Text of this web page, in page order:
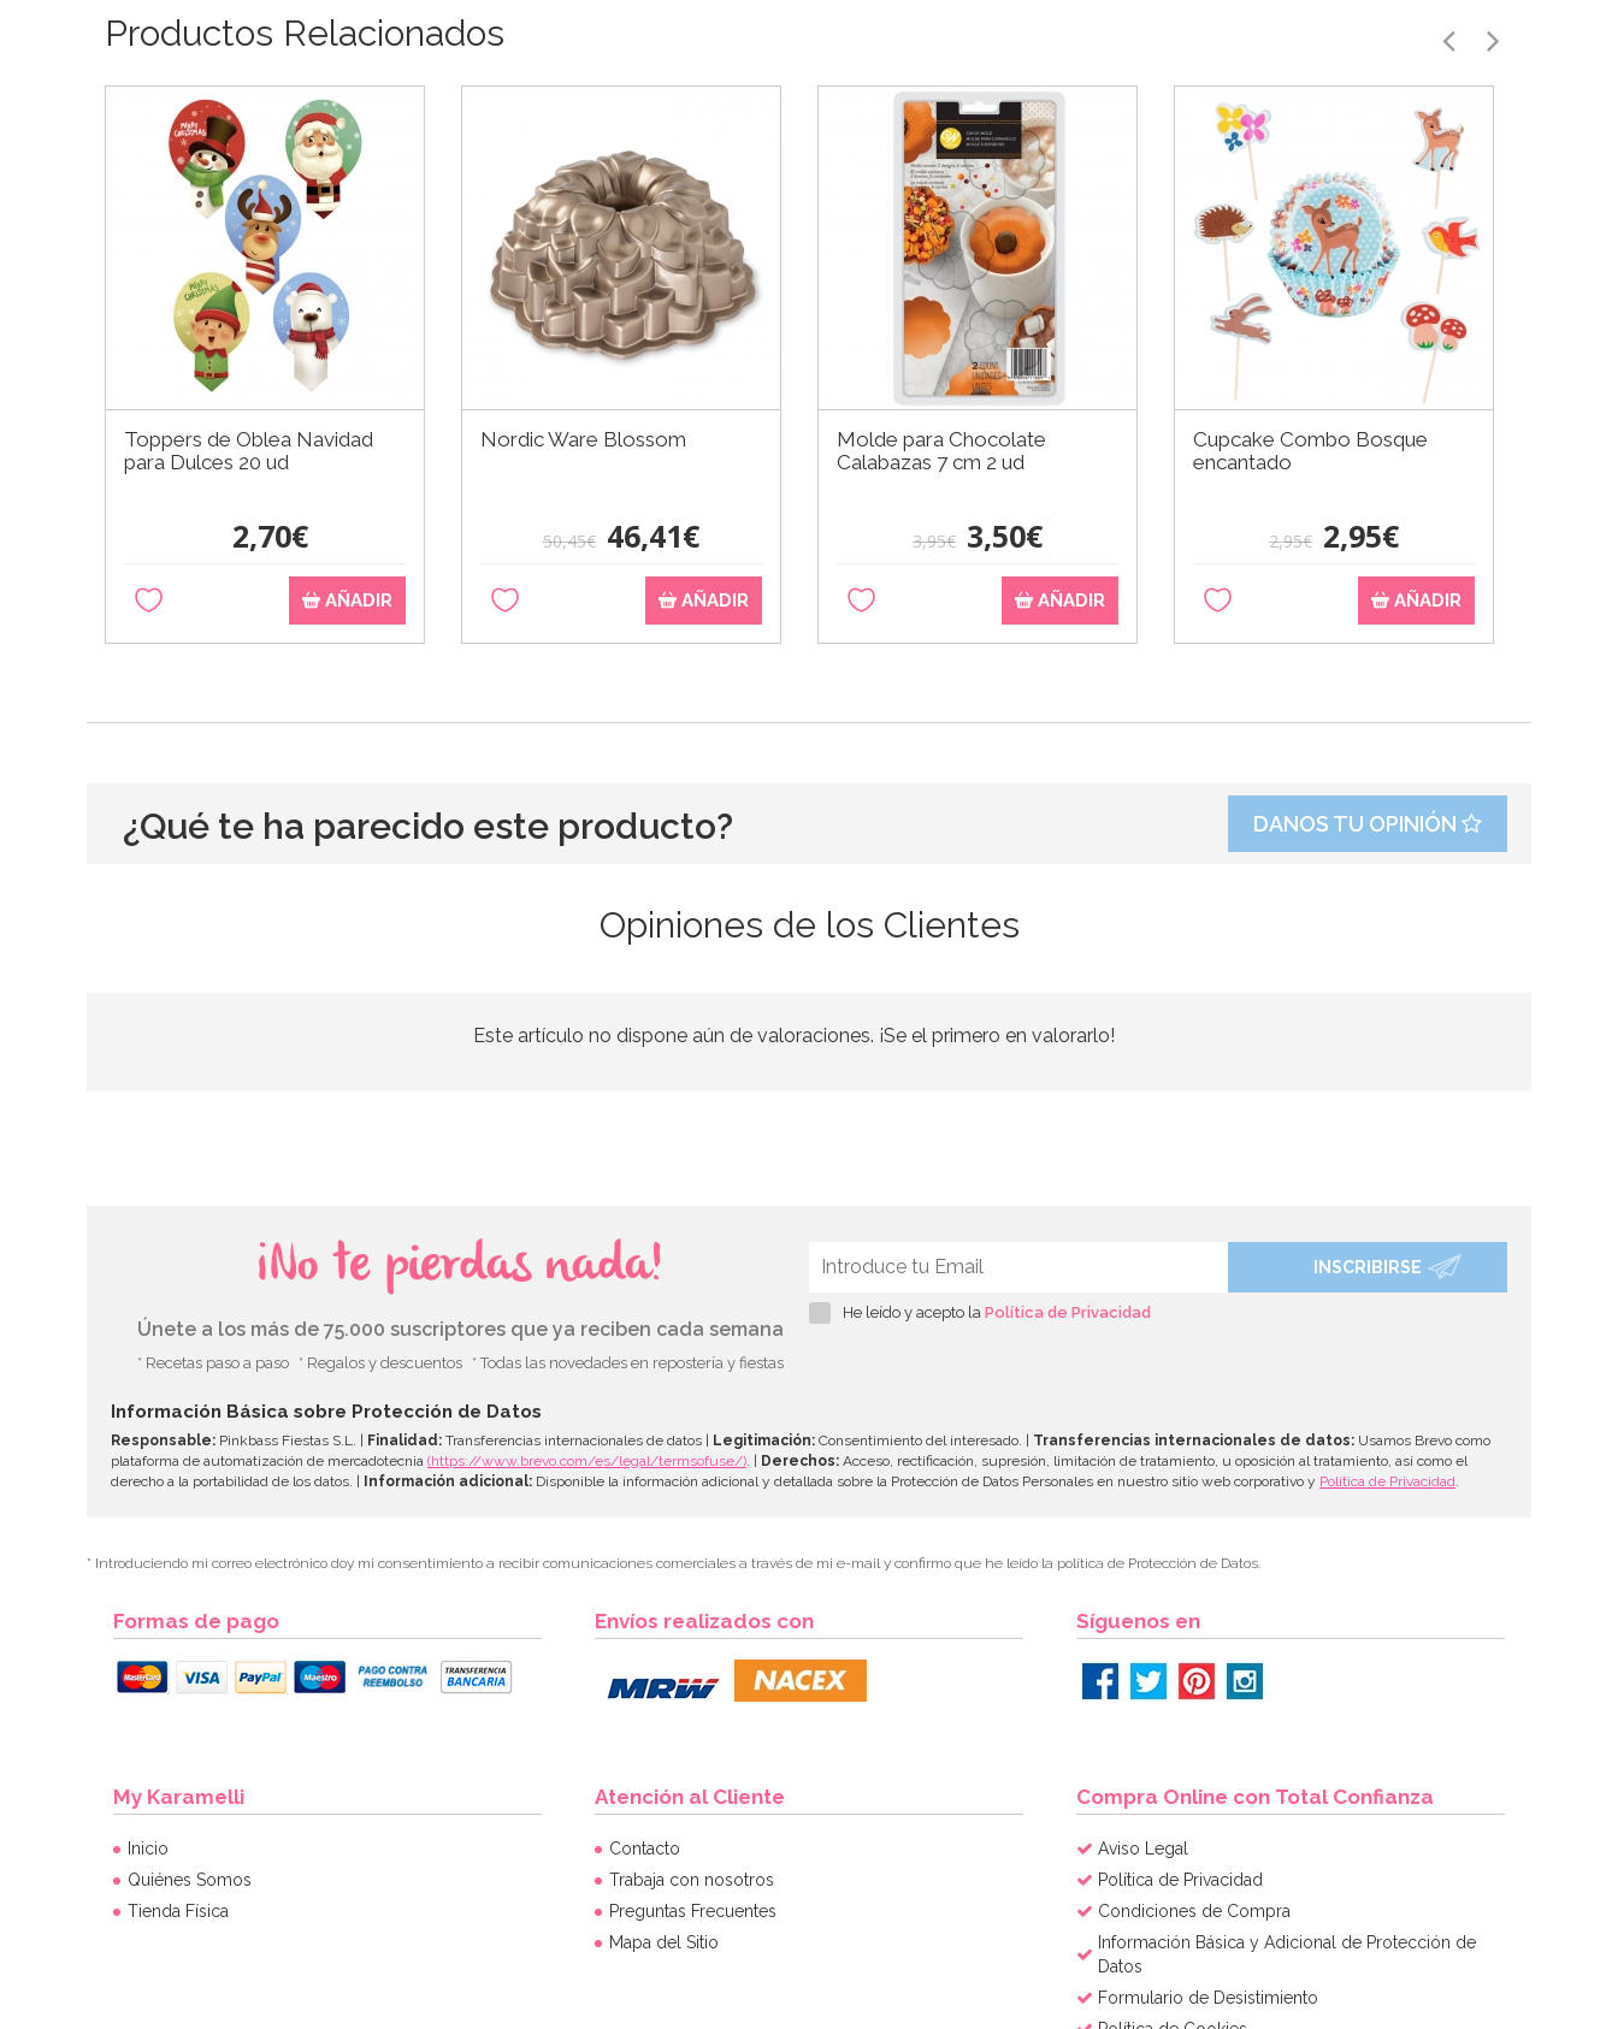
Productos Relacionados
Toppers de Oblea Navidad
para Dulces 20 ud
2,70€
AÑADIR
Nordic Ware Blossom
50,45€ 46,41€
AÑADIR
Molde para Chocolate
Calabazas 7 cm 2 ud
3,95€ 3,50€
AÑADIR
Cupcake Combo Bosque
encantado
2,95€ 2,95€
AÑADIR
¿Qué te ha parecido este producto? DANOS TU OPINIÓN
Opiniones de los Clientes
Este artículo no dispone aún de valoraciones. ¡Se el primero en valorarlo!
¡No te pierdas nada!
Únete a los más de 75.000 suscriptores que ya reciben cada semana
* Recetas paso a paso * Regalos y descuentos * Todas las novedades en repostería y fiestas
INSCRIBIRSE
He leído y acepto la Política de Privacidad
Información Básica sobre Protección de Datos
Responsable: Pinkbass Fiestas S.L. | Finalidad: Transferencias internacionales de datos | Legitimación: Consentimiento del interesado. | Transferencias internacionales de datos: Usamos Brevo como
plataforma de automatización de mercadotecnia (https://www.brevo.com/es/legal/termsofuse/) . | Derechos: Acceso, rectificación, supresión, limitación de tratamiento, u oposición al tratamiento, así como el
derecho a la portabilidad de los datos. | Información adicional: Disponible la información adicional y detallada sobre la Protección de Datos Personales en nuestro sitio web corporativo y Política de Privacidad
* Introduciendo mi correo electrónico doy mi consentimiento a recibir comunicaciones comerciales a través de mi e-mail y confirmo que he leído la política de Protección de Datos.
Formas de pago Envíos realizados con Síguenos en
My Karamelli
Inicio
Quiénes Somos
Tienda Física
Atención al Cliente
Contacto
Trabaja con nosotros
Preguntas Frecuentes
Mapa del Sitio
Compra Online con Total Confianza
Aviso Legal
Política de Privacidad
Condiciones de Compra
Información Básica y Adicional de Protección de
Datos
Formulario de Desistimiento